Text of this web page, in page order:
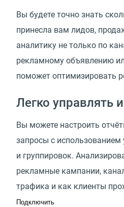
Вы будете точно знать
принесла вам лидов,
аналитику не только по
рекламному объявлению
поможет оптимизировать
Легко управлять
Вы можете настроить
запросы с
и группировок.
рекламные кампании,
трафика и как клиенты
Подключить